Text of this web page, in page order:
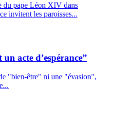
du pape Léon XIV dans
invitent les paroisses...
acte d’espérance”
"bien-être" ni une "évasion",